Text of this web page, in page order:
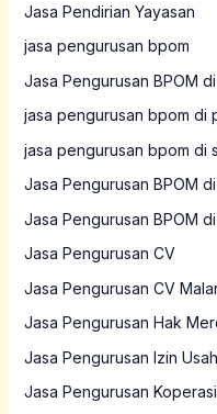
Jasa Pendirian Yayasan
jasa pengurusan bpom
Jasa Pengurusan BPOM
jasa pengurusan bpom di
jasa pengurusan bpom di
Jasa Pengurusan BPOM
Jasa Pengurusan BPOM
Jasa Pengurusan CV
Jasa Pengurusan CV
Jasa Pengurusan Hak
Jasa Pengurusan Izin
Jasa Pengurusan Koperasi